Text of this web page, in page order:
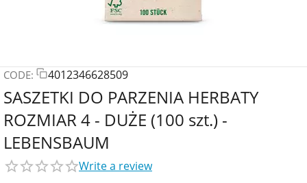
CODE: 4012346628509
SASZETKI DO PARZENIA HERBATY
ROZMIAR 4 - DUŻE (100 szt.) -
LEBENSBAUM
Write a review